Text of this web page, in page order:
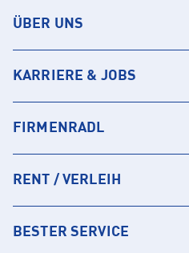
ÜBER UNS
KARRIERE & JOBS
FIRMENRADL
RENT / VERLEIH
BESTER SERVICE